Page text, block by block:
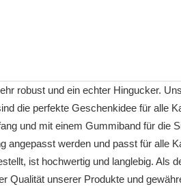
robust und ein echter Hingucker.
die perfekte Geschenkidee für alle
und mit einem Gummiband für die
angepasst werden und passt für alle
ist hochwertig und langlebig. Als
Qualität unserer Produkte und